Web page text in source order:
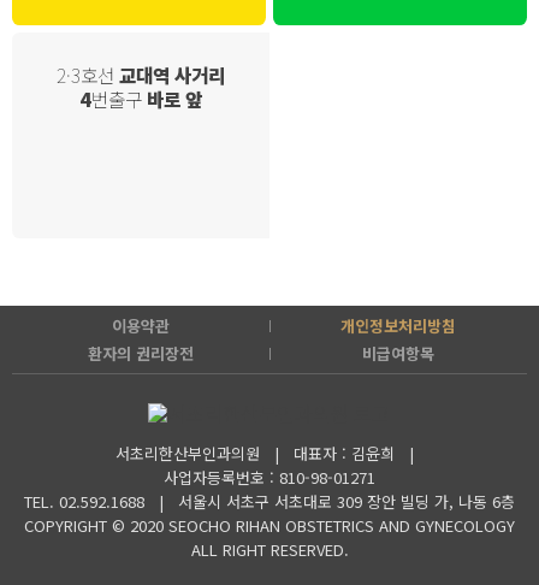
2·3호선 교대역 사거리
4번출구 바로 앞
이용약관
개인정보처리방침
환자의 권리장전
비급여항목
서초리한산부인과의원 | 대표자 : 김윤희 |
사업자등록번호 : 810-98-01271
TEL. 02.592.1688 | 서울시 서초구 서초대로 309 장안 빌딩 가, 나동 6층
COPYRIGHT © 2020 SEOCHO RIHAN OBSTETRICS AND GYNECOLOGY
ALL RIGHT RESERVED.